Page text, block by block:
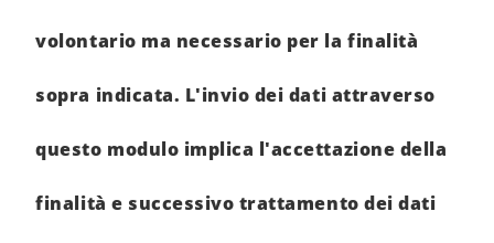
volontario ma necessario per la finalità
sopra indicata. L'invio dei dati attraverso
questo modulo implica l'accettazione della
finalità e successivo trattamento dei dati